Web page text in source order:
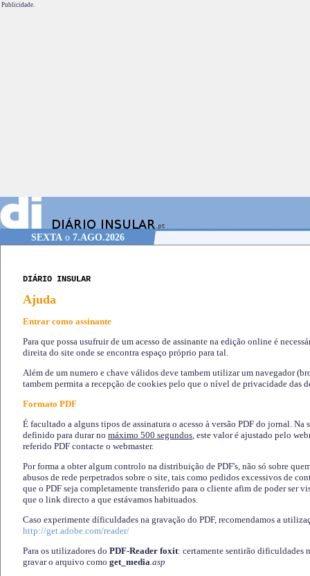
Publicidade.
SEXTA o 7.AGO.2026
DIÁRIO INSULAR
Ajuda
Entrar como assinante
Para que possa usufruir de um acesso de assinante na edição online é
direita do site onde se encontra espaço próprio para tal.
Além de um numero e chave válidos deve tambem utilizar um navegador
tambem permita a recepção de cookies pelo que o nível de privacidade das
Formato PDF
É facultado a alguns tipos de assinatura o acesso à versão PDF do jornal. Na
definido para durar no máximo 500 segundos, este valor é ajustado pelo
referido PDF contacte o webmaster.
Por forma a obter algum controlo na distribuição de PDF's, não só sobre
abusos de rede perpetrados sobre o site, tais como pedidos excessivos de
que o PDF seja completamente transferido para o cliente afim de poder ser
que o link directo a que estávamos habituados.
Caso experimente díficuldades na gravação do PDF, recomendamos a
http://get.adobe.com/reader/
Para os utilizadores do PDF-Reader foxit: certamente sentirão dificuldades
gravar o arquivo como get_media.asp